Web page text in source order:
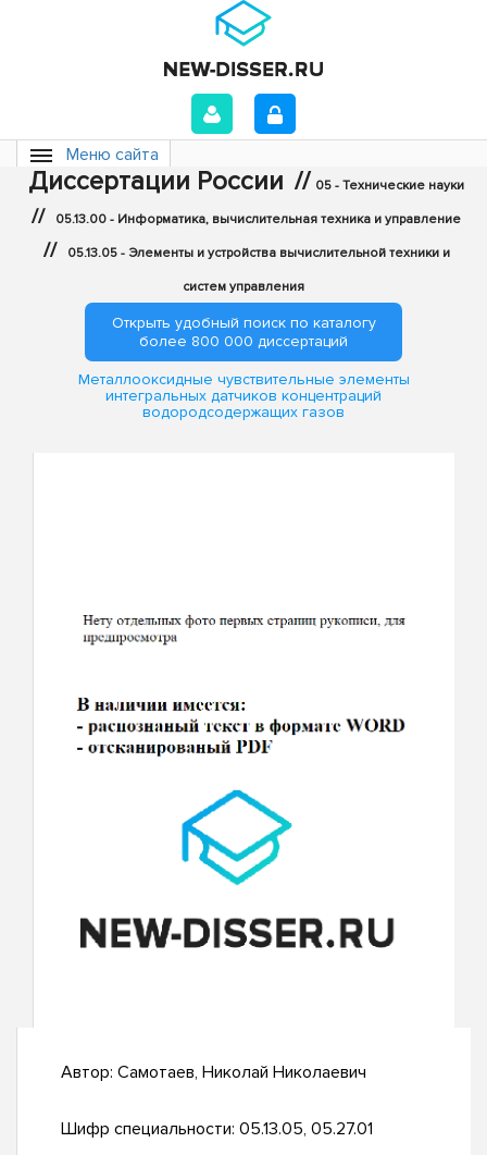
Меню сайта
Диссертации России // 05 - Технические науки
// 05.13.00 - Информатика, вычислительная техника и управление
// 05.13.05 - Элементы и устройства вычислительной техники и
систем управления
Открыть удобный поиск по каталогу
более 800 000 диссертаций
Металлооксидные чувствительные элементы
интегральных датчиков концентраций
водородсодержащих газов
Автор: Самотаев, Николай Николаевич
Шифр специальности: 05.13.05, 05.27.01